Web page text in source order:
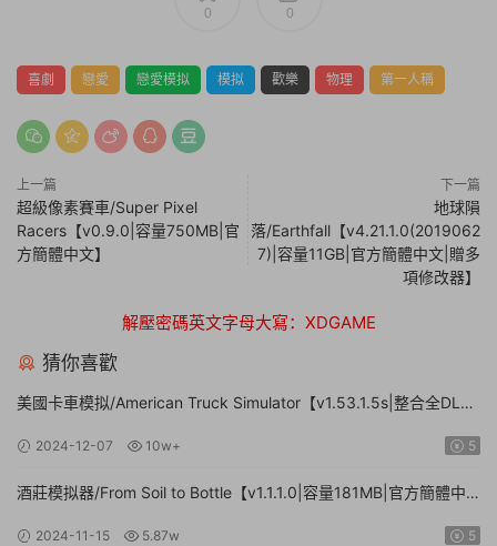
0 0
喜劇 戀愛 戀愛模拟 模拟 歡樂 物理 第一人稱
上一篇
超級像素賽車/Super Pixel
Racers【v0.9.0|容量750MB|官
方簡體中文】
下一篇
地球隕
落/Earthfall【v4.21.1.0(2019062
7)|容量11GB|官方簡體中文|贈多
項修改器】
解壓密碼英文字母大寫：XDGAME
猜你喜歡
美國卡車模拟/American Truck Simulator【v1.53.1.5s|整合全DLC|
2024-12-07 10w+ 5
酒莊模拟器/From Soil to Bottle【v1.1.1.0|容量181MB|官方簡體中
2024-11-15 5.87w 5